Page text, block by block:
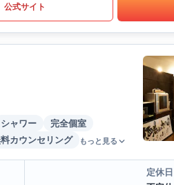
公式サイト
シャワー
完全個室
カウンセリング もっと見る
定休日